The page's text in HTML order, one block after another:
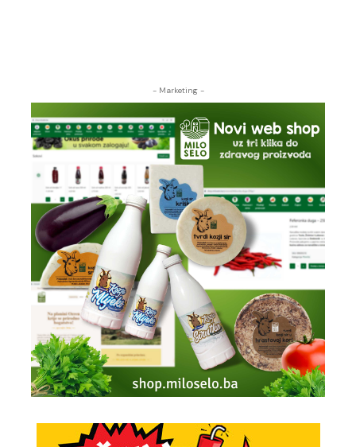
- Marketing -